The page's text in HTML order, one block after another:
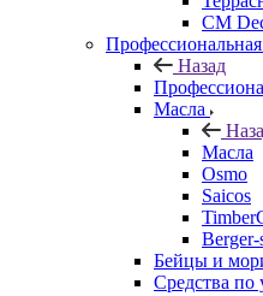
CM
Назад
Масла
Масла
Osmo
Saicos
Berger-
Бейцы и
Средства по